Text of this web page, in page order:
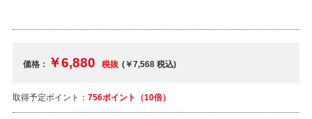
価格： ￥6,880 税抜 (￥7,568税込)
取得予定ポイント： 756ポイント（10倍）